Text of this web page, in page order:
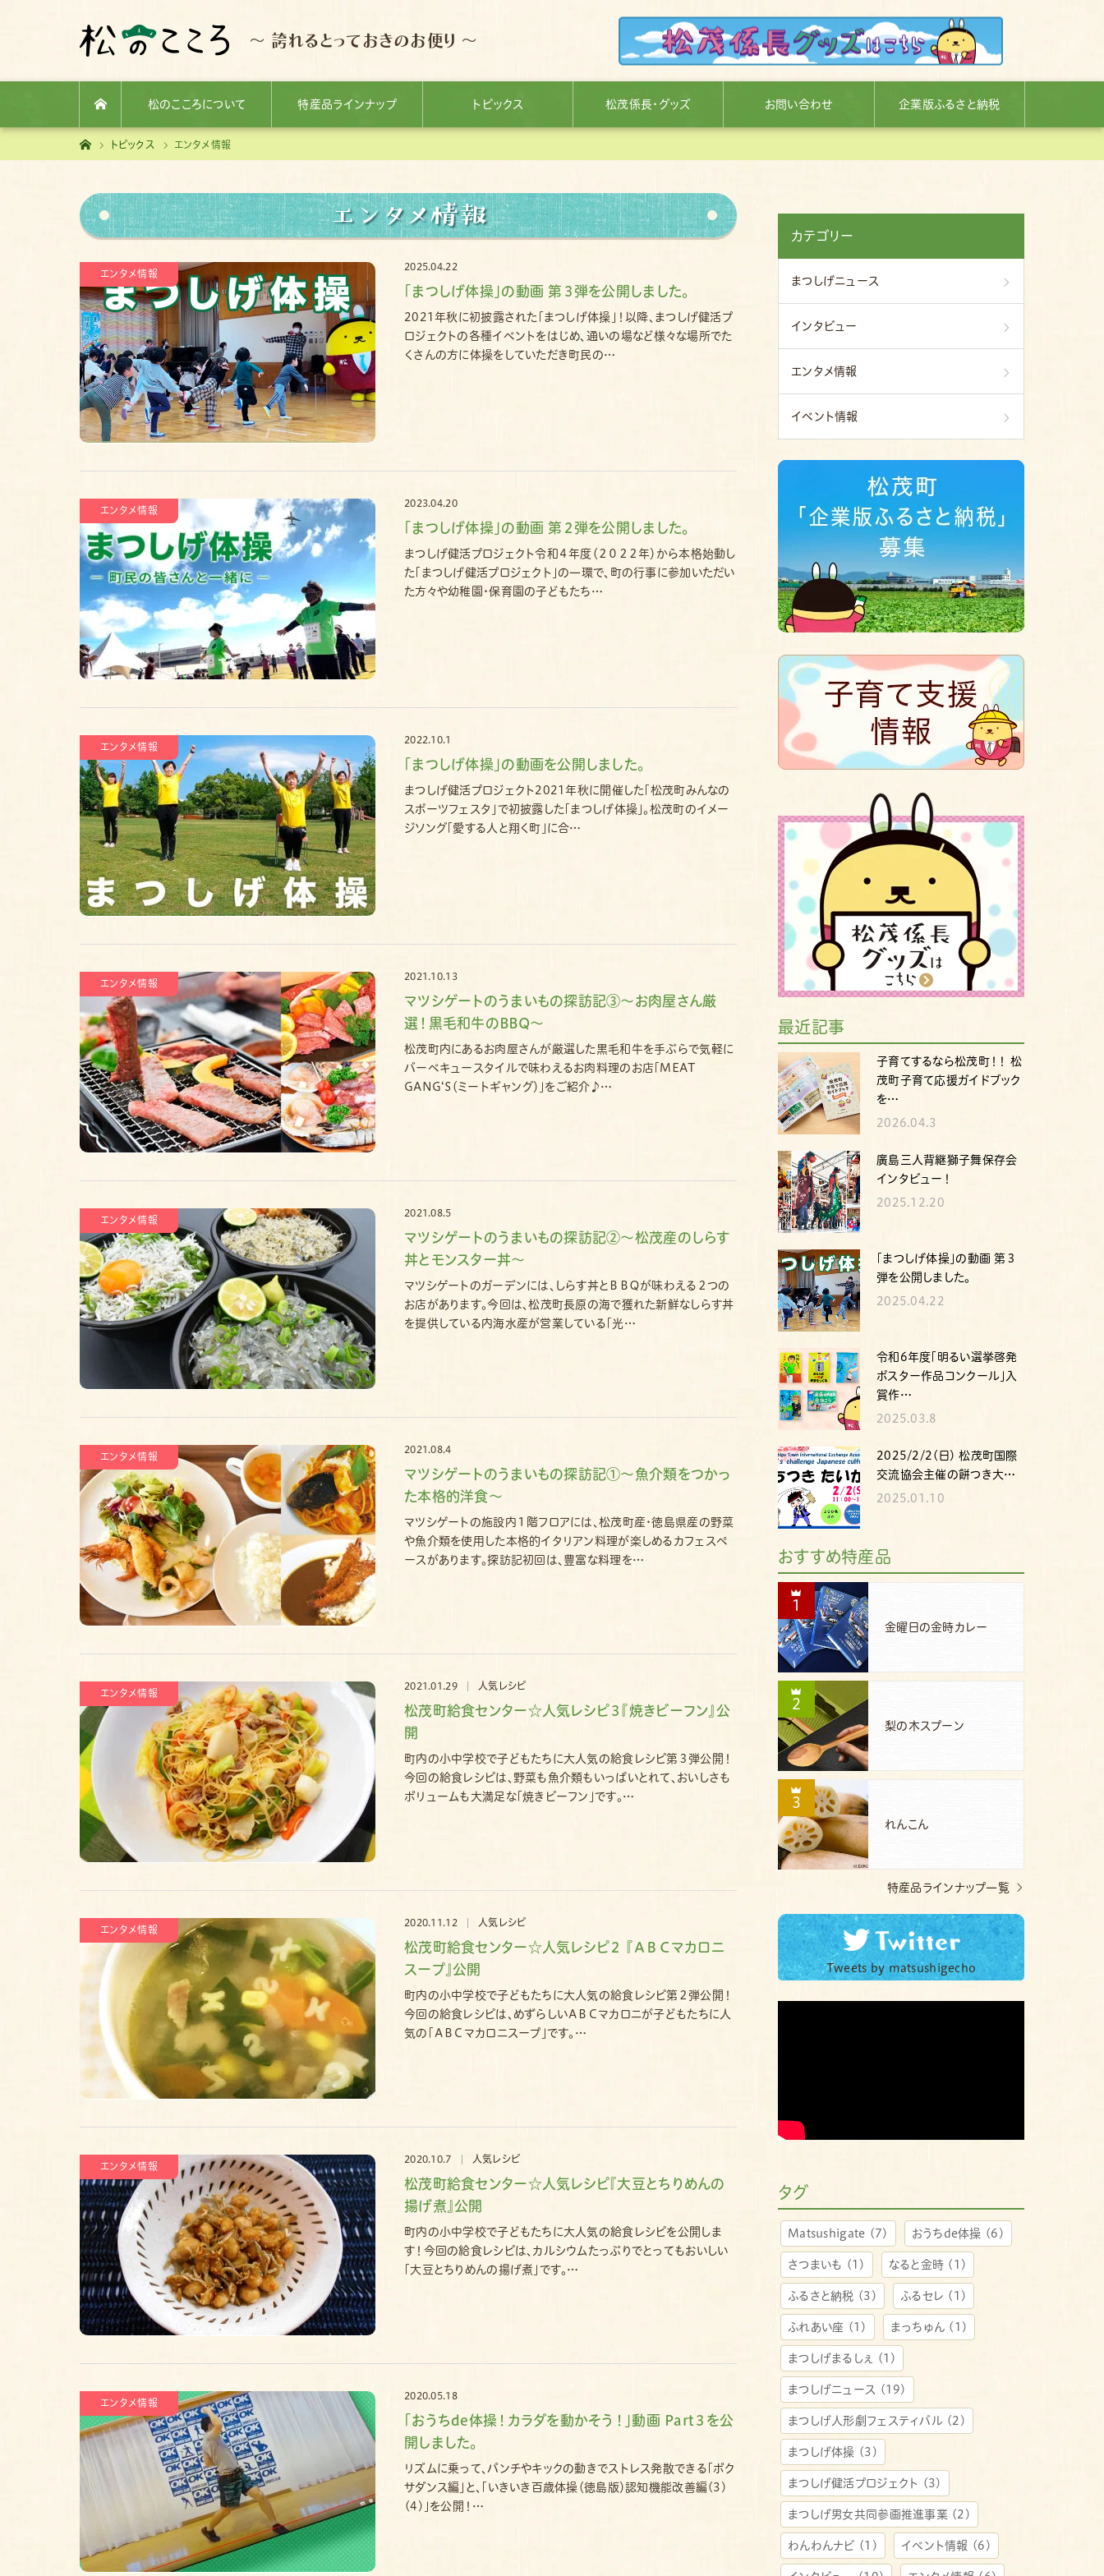
～ 誇れるとっておきのお便り ～
松のこころについて 特産品ラインナップ トピックス 松茂係長・グッズ お問い合わせ 企業版ふるさと納税
ホームトピックス エンタメ情報
エンタメ情報
エンタメ情報
2025.04.22
｢まつしげ体操｣の動画 第３弾を公開しました。
2021年秋に初披露された「まつしげ体操」！以降、まつしげ健活プ
ロジェクトの各種イベントをはじめ、通いの場など様々な場所でた
くさんの方に体操をしていただき町民の…
エンタメ情報
2023.04.20
｢まつしげ体操｣の動画 第２弾を公開しました。
まつしげ健活プロジェクト令和４年度（２０２２年）から本格始動し
た「まつしげ健活プロジェクト」の一環で、町の行事に参加いただい
た方々や幼稚園・保育園の子どもたち…
エンタメ情報
2022.10.1
｢まつしげ体操｣の動画を公開しました。
まつしげ健活プロジェクト2021年秋に開催した「松茂町みんなの
スポーツフェスタ」で初披露した「まつしげ体操」。松茂町のイメー
ジソング「愛する人と翔く町」に合…
エンタメ情報
2021.10.13
マツシゲートのうまいもの探訪記③～お肉屋さん厳
選！黒毛和牛のBBQ～
松茂町内にあるお肉屋さんが厳選した黒毛和牛を手ぶらで気軽に
バーベキュースタイルで味わえるお肉料理のお店「MEAT
GANG‘S（ミートギャング）」をご紹介♪…
エンタメ情報
2021.08.5
マツシゲートのうまいもの探訪記②～松茂産のしらす
丼とモンスター丼～
マツシゲートのガーデンには、しらす丼とＢＢＱが味わえる２つの
お店があります。今回は、松茂町長原の海で獲れた新鮮なしらす丼
を提供している内海水産が営業している「光…
エンタメ情報
2021.08.4
マツシゲートのうまいもの探訪記①～魚介類をつかっ
た本格的洋食～
マツシゲートの施設内１階フロアには、松茂町産・徳島県産の野菜
や魚介類を使用した本格的イタリアン料理が楽しめるカフェスペ
ースがあります。探訪記初回は、豊富な料理を…
エンタメ情報
2021.01.29 人気レシピ
松茂町給食センター☆人気レシピ３『焼きビーフン』公
開
町内の小中学校で子どもたちに大人気の給食レシピ第３弾公開！
今回の給食レシピは、野菜も魚介類もいっぱいとれて、おいしさも
ボリュームも大満足な｢焼きビーフン｣です。…
エンタメ情報
2020.11.12 人気レシピ
松茂町給食センター☆人気レシピ２ 『ＡＢＣマカロニ
スープ』公開
町内の小中学校で子どもたちに大人気の給食レシピ第２弾公開！
今回の給食レシピは、めずらしいＡＢＣマカロニが子どもたちに人
気の｢ＡＢＣマカロニスープ｣です。…
エンタメ情報
2020.10.7 人気レシピ
松茂町給食センター☆人気レシピ『大豆とちりめんの
揚げ煮』公開
町内の小中学校で子どもたちに大人気の給食レシピを公開しま
す！今回の給食レシピは、カルシウムたっぷりでとってもおいしい
｢大豆とちりめんの揚げ煮｣です。…
エンタメ情報
2020.05.18
｢おうちde体操！カラダを動かそう！｣動画 Part３を公
開しました。
リズムに乗って、パンチやキックの動きでストレス発散できる｢ボク
サダンス編｣と、｢いきいき百歳体操（徳島版）認知機能改善編(3)
(4)｣を公開！…
カテゴリー
まつしげニュース
インタビュー
エンタメ情報
イベント情報
最近記事
子育てするなら松茂町！！ 松
茂町子育て応援ガイドブック
を…
2026.04.3
廣島三人背継獅子舞保存会
インタビュー！
2025.12.20
｢まつしげ体操｣の動画 第３
弾を公開しました。
2025.04.22
令和6年度「明るい選挙啓発
ポスター作品コンクール｣入
賞作…
2025.03.8
2025/2/2(日) 松茂町国際
交流協会主催の餅つき大…
2025.01.10
おすすめ特産品
1
金曜日の金時カレー
2
梨の木スプーン
3
れんこん
特産品ラインナップ一覧
Tweets by matsushigecho
タグ
Matsushigate (7) おうちde体操 (6)
さつまいも (1) なると金時 (1)
ふるさと納税 (3) ふるセレ (1)
ふれあい座 (1) まっちゅん (1)
まつしげまるしぇ (1)
まつしげニュース (19)
まつしげ人形劇フェスティバル(2)
まつしげ体操 (3)
まつしげ健活プロジェクト (3)
まつしげ男女共同参画推進事業 (2)
わんわんナビ (1) イベント情報 (6)